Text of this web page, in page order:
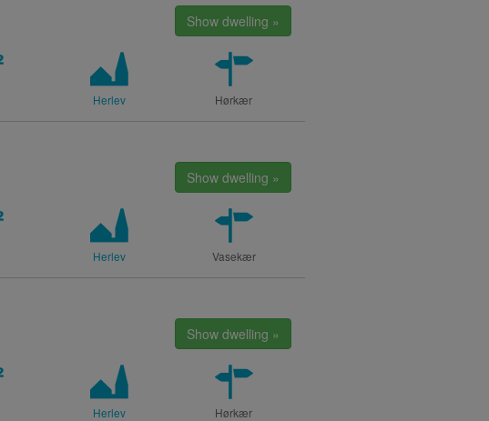
Show dwelling »
Herlev Hørkær
Show dwelling »
Herlev Vasekær
Show dwelling »
Herlev Hørkær